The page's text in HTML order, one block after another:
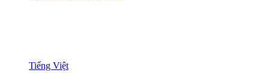
Tiếng Việt